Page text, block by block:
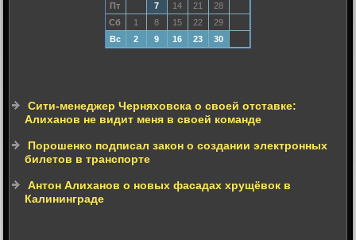
Пт
7 14 21
28
Сб
1 8 15 22
29
Вс
2 9 16 23 30
Сити-менеджер Черняховска о своей отставке:
Алиханов не видит меня в своей команде
Порошенко подписал закон о создании электронных
билетов в транспорте
Антон Алиханов о новых фасадах хрущёвок в
Калининграде